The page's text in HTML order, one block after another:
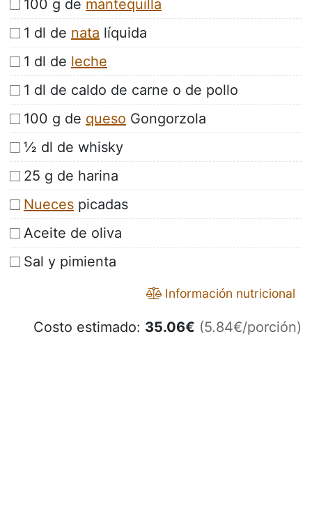
100 g de mantequilla
1 dl de nata líquida
1 dl de leche
1 dl de caldo de carne o de pollo
100 g de queso Gongorzola
½ dl de whisky
25 g de harina
Nueces picadas
Aceite de oliva
Sal y pimienta
Información nutricional
Costo estimado: 35.06€ (5.84€/porción)